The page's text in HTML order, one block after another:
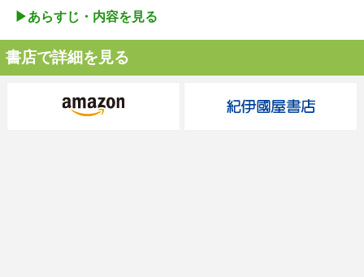
▶︎あらすじ・内容を見る
書店で詳細を見る